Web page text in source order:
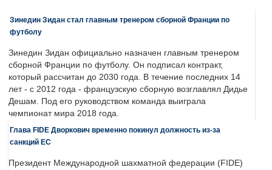
Зинедин Зидан стал главным тренером сборной Франции по
футболу
Зинедин Зидан официально назначен главным тренером
сборной Франции по футболу. Он подписал контракт,
который рассчитан до 2030 года. В течение последних 14
лет - с 2012 года - французскую сборную возглавлял Дидье
Дешам. Под его руководством команда выиграла
чемпионат мира 2018 года.
Глава FIDE Дворкович временно покинул должность из-за
санкций ЕС
Президент Международной шахматной федерации (FIDE)